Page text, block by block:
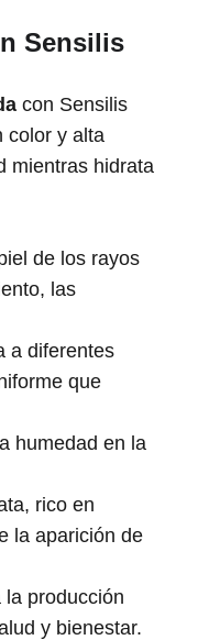
Sensilis
con Sensilis
color y alta
mientras hidrata
de los rayos
las
a diferentes
que
humedad en la
rico en
la aparición de
producción
y bienestar.